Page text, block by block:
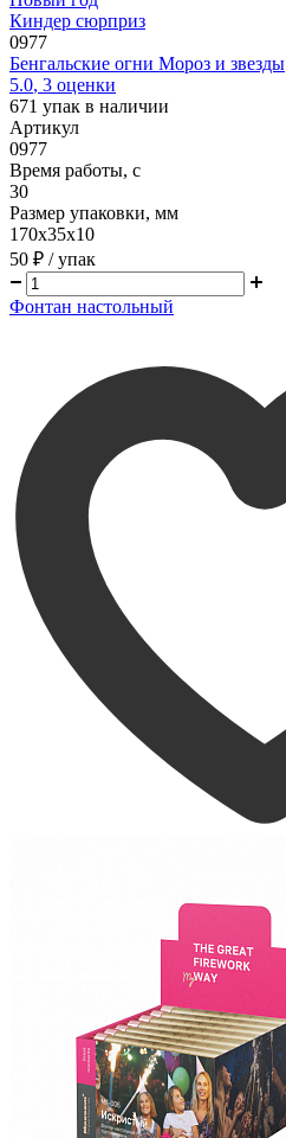
Киндер сюрприз
0977
Бенгальские огни Мороз и звезды
5.0, 3 оценки
671 упак в наличии
Артикул
0977
Время работы, с
30
Размер упаковки, мм
170х35х10
50 ₽ / упак
Фонтан настольный